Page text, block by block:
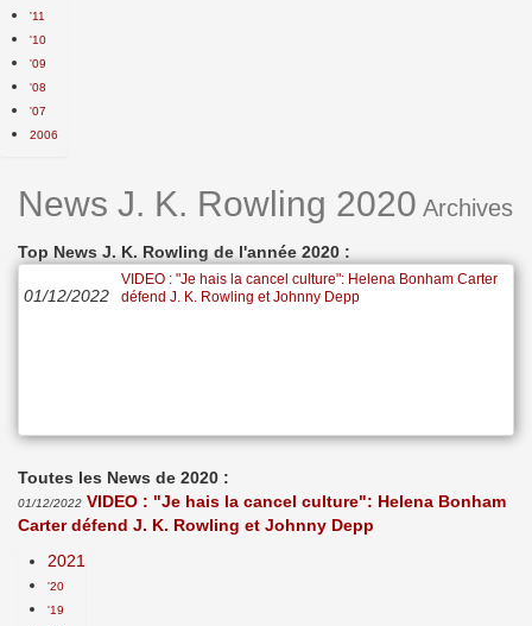
'11
'10
'09
'08
'07
2006
News J. K. Rowling 2020 Archives
Top News J. K. Rowling de l'année 2020 :
01/12/2022
VIDEO : "Je hais la cancel culture": Helena Bonham Carter
défend J. K. Rowling et Johnny Depp
Toutes les News de 2020 :
01/12/2022 VIDEO : "Je hais la cancel culture": Helena Bonham
Carter défend J. K. Rowling et Johnny Depp
2021
'20
'19